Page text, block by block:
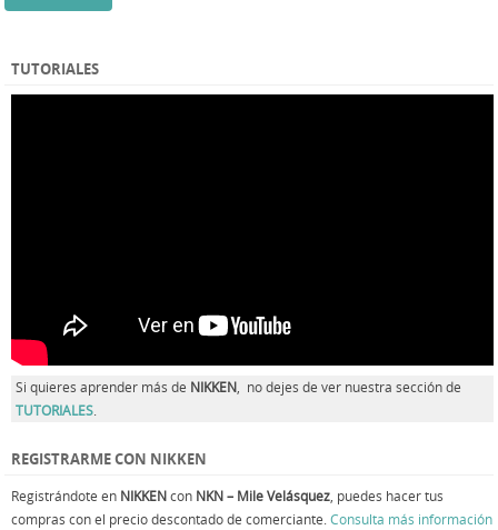
TUTORIALES
Si quieres aprender más de NIKKEN, no dejes de ver nuestra sección de
TUTORIALES.
REGISTRARME CON NIKKEN
Registrándote en NIKKENcon NKN – Mile Velásquez , puedes hacer tus
compras con el precio descontado de comerciante. Consulta más información